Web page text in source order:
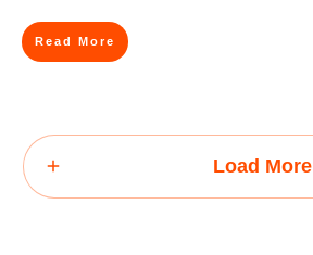
Read More
Load More